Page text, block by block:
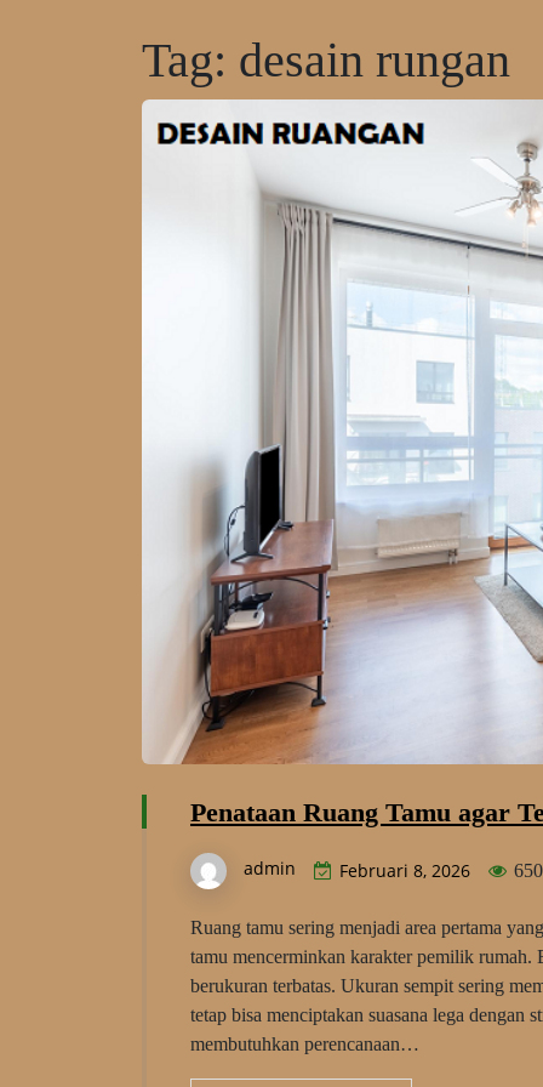
Tag: desain rungan
Penataan Ruang Tamu agar
admin Februari 8, 2026 650
Ruang tamu sering menjadi area pertama
tamu mencerminkan karakter pemilik rumah.
berukuran terbatas. Ukuran sempit sering
tetap bisa menciptakan suasana lega dengan
membutuhkan perencanaan…